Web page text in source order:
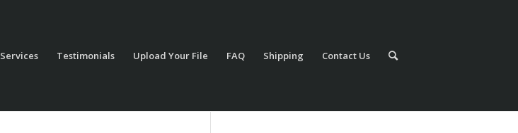
Services Testimonials Upload Your File FAQ Shipping Contact Us